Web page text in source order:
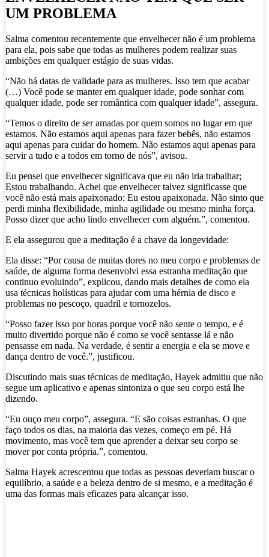
UM PROBLEMA
Salma comentou recentemente que envelhecer não é um problema
para ela, pois sabe que todas as mulheres podem realizar suas
ambições em qualquer estágio de suas vidas.
“Não há datas de validade para as mulheres. Isso tem que acabar
(…) Você pode se manter em qualquer idade, pode sonhar com
qualquer idade, pode ser romântica com qualquer idade”, assegura.
“Temos o direito de ser amadas por quem somos no lugar em que
estamos. Não estamos aqui apenas para fazer bebês, não estamos
aqui apenas para cuidar do homem. Não estamos aqui apenas para
servir a tudo e a todos em torno de nós”, avisou.
Eu pensei que envelhecer significava que eu não iria trabalhar;
Estou trabalhando. Achei que envelhecer talvez significasse que
você não está mais apaixonado; Eu estou apaixonada. Não sinto que
perdi minha flexibilidade, minha agilidade ou mesmo minha força.
Posso dizer que acho lindo envelhecer com alguém.”, comentou.
E ela assegurou que a meditação é a chave da longevidade:
Ela disse: “Por causa de muitas dores no meu corpo e problemas de
saúde, de alguma forma desenvolvi essa estranha meditação que
continuo evoluindo”, explicou, dando mais detalhes de como ela
usa técnicas holísticas para ajudar com uma hérnia de disco e
problemas no pescoço, quadril e tornozelos.
“Posso fazer isso por horas porque você não sente o tempo, e é
muito divertido porque não é como se você sentasse lá e não
pensasse em nada. Na verdade, é sentir a energia e ela se move e
dança dentro de você.”, justificou.
Discutindo mais suas técnicas de meditação, Hayek admitiu que não
segue um aplicativo e apenas sintoniza o que seu corpo está lhe
dizendo.
“Eu ouço meu corpo”, assegura. “E são coisas estranhas. O que
faço todos os dias, na maioria das vezes, começo em pé. Há
movimento, mas você tem que aprender a deixar seu corpo se
mover por conta própria.”, comentou.
Salma Hayek acrescentou que todas as pessoas deveriam buscar o
equilíbrio, a saúde e a beleza dentro de si mesmo, e a meditação é
uma das formas mais eficazes para alcançar isso.